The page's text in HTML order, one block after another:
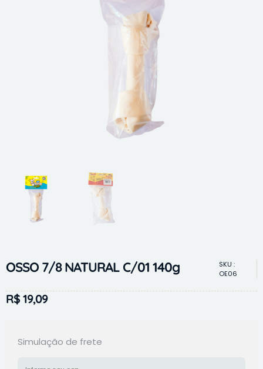
OSSO 7/8 NATURAL C/01 140g
SKU :
OE06
R$ 19,09
Simulação de frete